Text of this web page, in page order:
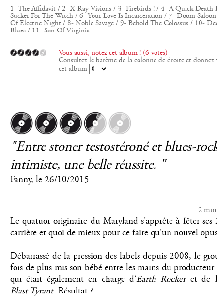
1- The Affidavit / 2- X-Ray Visions / 3- Firebirds ! / 4- A Quick Death
Sucker For The Witch / 6- Your Love Is Incarceration / 7- Doom
Of Electric Night / 8- Noble Savage / 9- Behold The Colossus / 10-
Blues / 11- Son Of Virginia
Vous aussi, notez cet album ! (6 votes)
Consultez le barème de la colonne de droite et donnez
cet album
"Entre stoner testostéroné et blues-
intimiste, une belle réussite. "
Fanny, le 26/10/2015
2 min
Le quatuor originaire du Maryland s'apprête à fêter ses
carrière et quoi de mieux pour ce faire qu'un nouvel
Débarrassé de la pression des labels depuis 2008, le
fois de plus mis son bébé entre les mains du
qui était également en charge d'Earth Rockeret de
Blast Tyrant. Résultat ?